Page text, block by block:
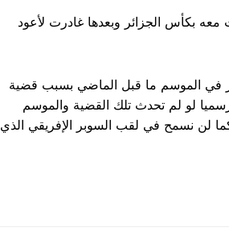
بكأس الجزائر وبعدها غادرت لأعود
في الموسم ما قبل الماضي بسبب قضية
لو لم تحدث تلك القضية والموسم
لن نسمح في لقب السوبر الإفريقي الذي